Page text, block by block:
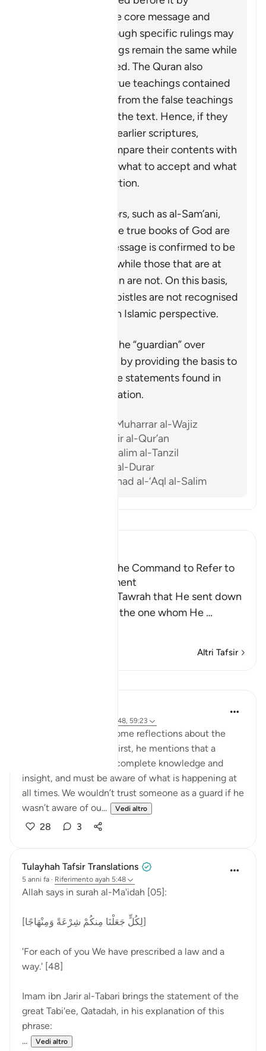
upholding the same core message and
teachings even though specific rulings may
change. Some rulings remain the same while
others are abrogated. The Quran also
distinguishes the true teachings contained
in these scriptures from the false teachings
and corruptions of the text. Hence, if they
are ever looking at earlier scriptures,
Muslims should compare their contents with
the Quran to know what to accept and what
to reject as a distortion.
Some commentators, such as al-Sam’ani,
have stated that the true books of God are
the ones whose message is confirmed to be
true by the Quran, while those that are at
odds with the Quran are not. On this basis,
the likes of Paul’s epistles are not recognised
as scripture from an Islamic perspective.
The Quran acts as the “guardian” over
previous scriptures by providing the basis to
accept or reject the statements found in
them after its revelation.
Ibn ‘Atiyyah, al-Muharrar al-Wajiz
Al-Sam’ani, Tafsir al-Qur’an
Al-Baghawi, Ma’alim al-Tanzil
Al-Biqa’i, Nazm al-Durar
Abu ‘l-Su’ud, Irshad al-‘Aql al-Salim
Praising the Qur'an; the Command to Refer to
the Qur'an for Judgment
Allah mentioned the Tawrah that He sent down
to His Prophet Musa, the one whom He …
Altri Tafsir
ayah 5:48, 59:23
Imam Ghazali shares some reflections about the
idea of a 'muhaymin.' First, he mentions that a
muhaymin must have complete knowledge and
insight, and must be aware of what is happening at
all times. We wouldn’t trust someone as a guard if he
wasn’t aware of ou...
Vedi altro
28 3
Tulayhah Tafsir Translations
5 anni fa · Riferimento ayah 5:48
Allah says in surah al-Ma'idah [05]:
[لِكُلٍّ جَعَلْنَا مِنكُمْ شِرْعَةً وَمِنْهَاجًا]
'For each of you We have prescribed a law and a
way.' [48]
Imam ibn Jarir al-Tabari brings the statement of the
great Tabi'ee, Qatadah, in his explanation of this
phrase:
...
Vedi altro